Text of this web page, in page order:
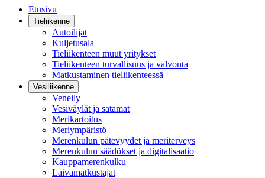
Etusivu
Tieliikenne
Autoilijat
Kuljetusala
Tieliikenteen muut yritykset
Tieliikenteen turvallisuus ja valvonta
Matkustaminen tieliikenteessä
Vesiliikenne
Veneily
Vesiväylät ja satamat
Merikartoitus
Meriympäristö
Merenkulun pätevyydet ja meriterveys
Merenkulun säädökset ja digitalisaatio
Kauppamerenkulku
Laivamatkustajat